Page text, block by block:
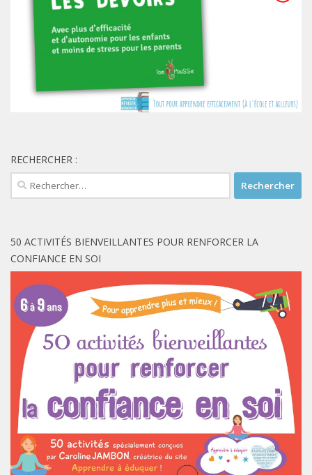
RECHERCHER :
Rechercher :
50 ACTIVITÉS BIENVEILLANTES POUR RENFORCER LA
CONFIANCE EN SOI